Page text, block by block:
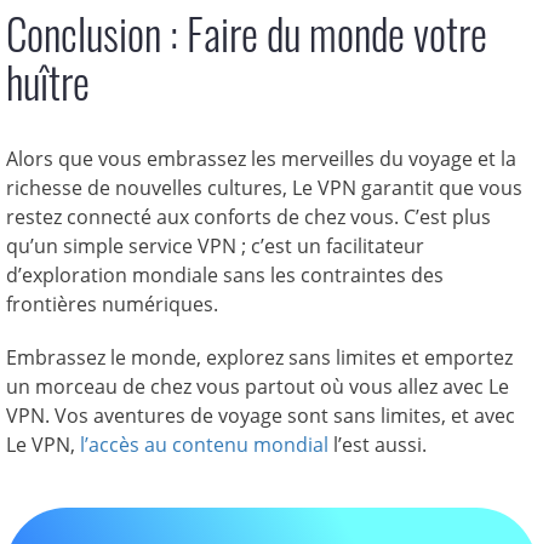
Conclusion : Faire du monde votre
huître
Alors que vous embrassez les merveilles du voyage et la
richesse de nouvelles cultures, Le VPN garantit que vous
restez connecté aux conforts de chez vous. C’est plus
qu’un simple service VPN ; c’est un facilitateur
d’exploration mondiale sans les contraintes des
frontières numériques.
Embrassez le monde, explorez sans limites et emportez
un morceau de chez vous partout où vous allez avec Le
VPN. Vos aventures de voyage sont sans limites, et avec
Le VPN, l’accès au contenu mondial l’est aussi.